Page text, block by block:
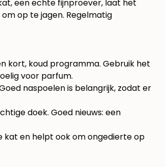
een echte fijnproever, laat het
op te jagen. Regelmatig
kort, koud programma. Gebruik het
voor parfum.
naspoelen is belangrijk, zodat er
doek. Goed nieuws: een
kat en helpt ook om ongedierte op